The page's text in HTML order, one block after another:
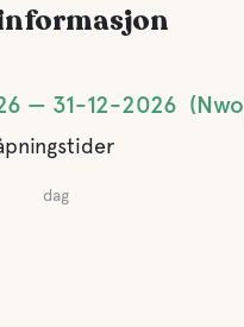
Bike Trails
31-12-2026 Nwo
dag